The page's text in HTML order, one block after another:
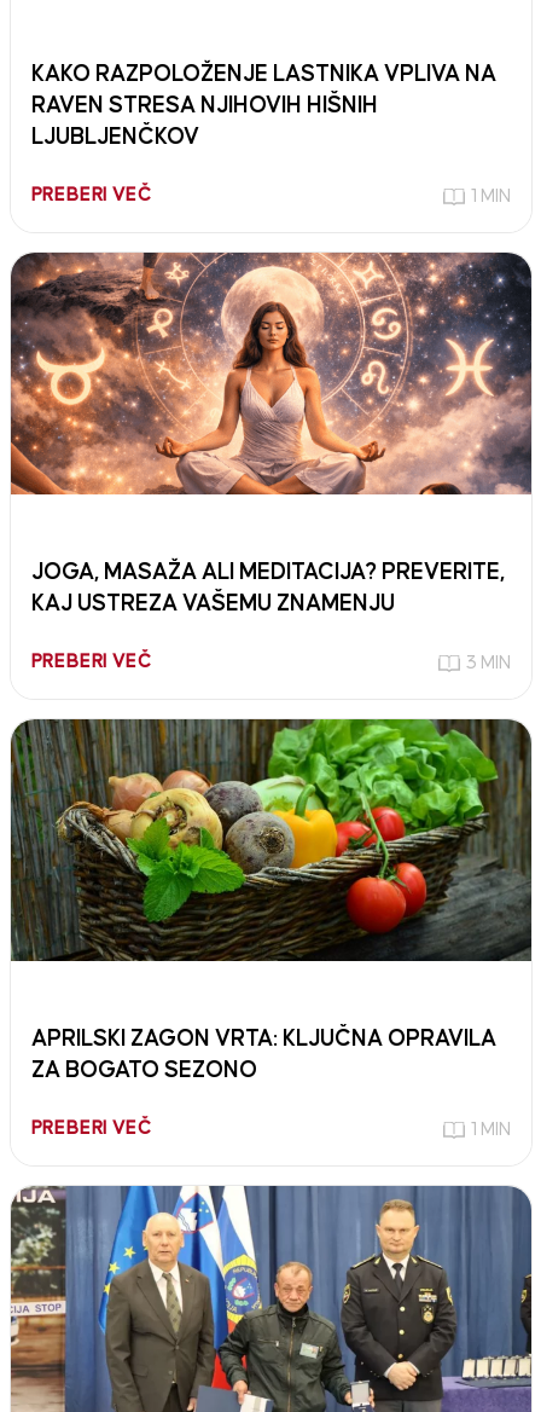
KAKO RAZPOLOŽENJE LASTNIKA VPLIVA NA
RAVEN STRESA NJIHOVIH HIŠNIH
LJUBLJENČKOV
PREBERI VEČ 1 MIN
JOGA, MASAŽA ALI MEDITACIJA? PREVERITE,
KAJ USTREZA VAŠEMU ZNAMENJU
PREBERI VEČ 3 MIN
APRILSKI ZAGON VRTA: KLJUČNA OPRAVILA
ZA BOGATO SEZONO
PREBERI VEČ 1 MIN